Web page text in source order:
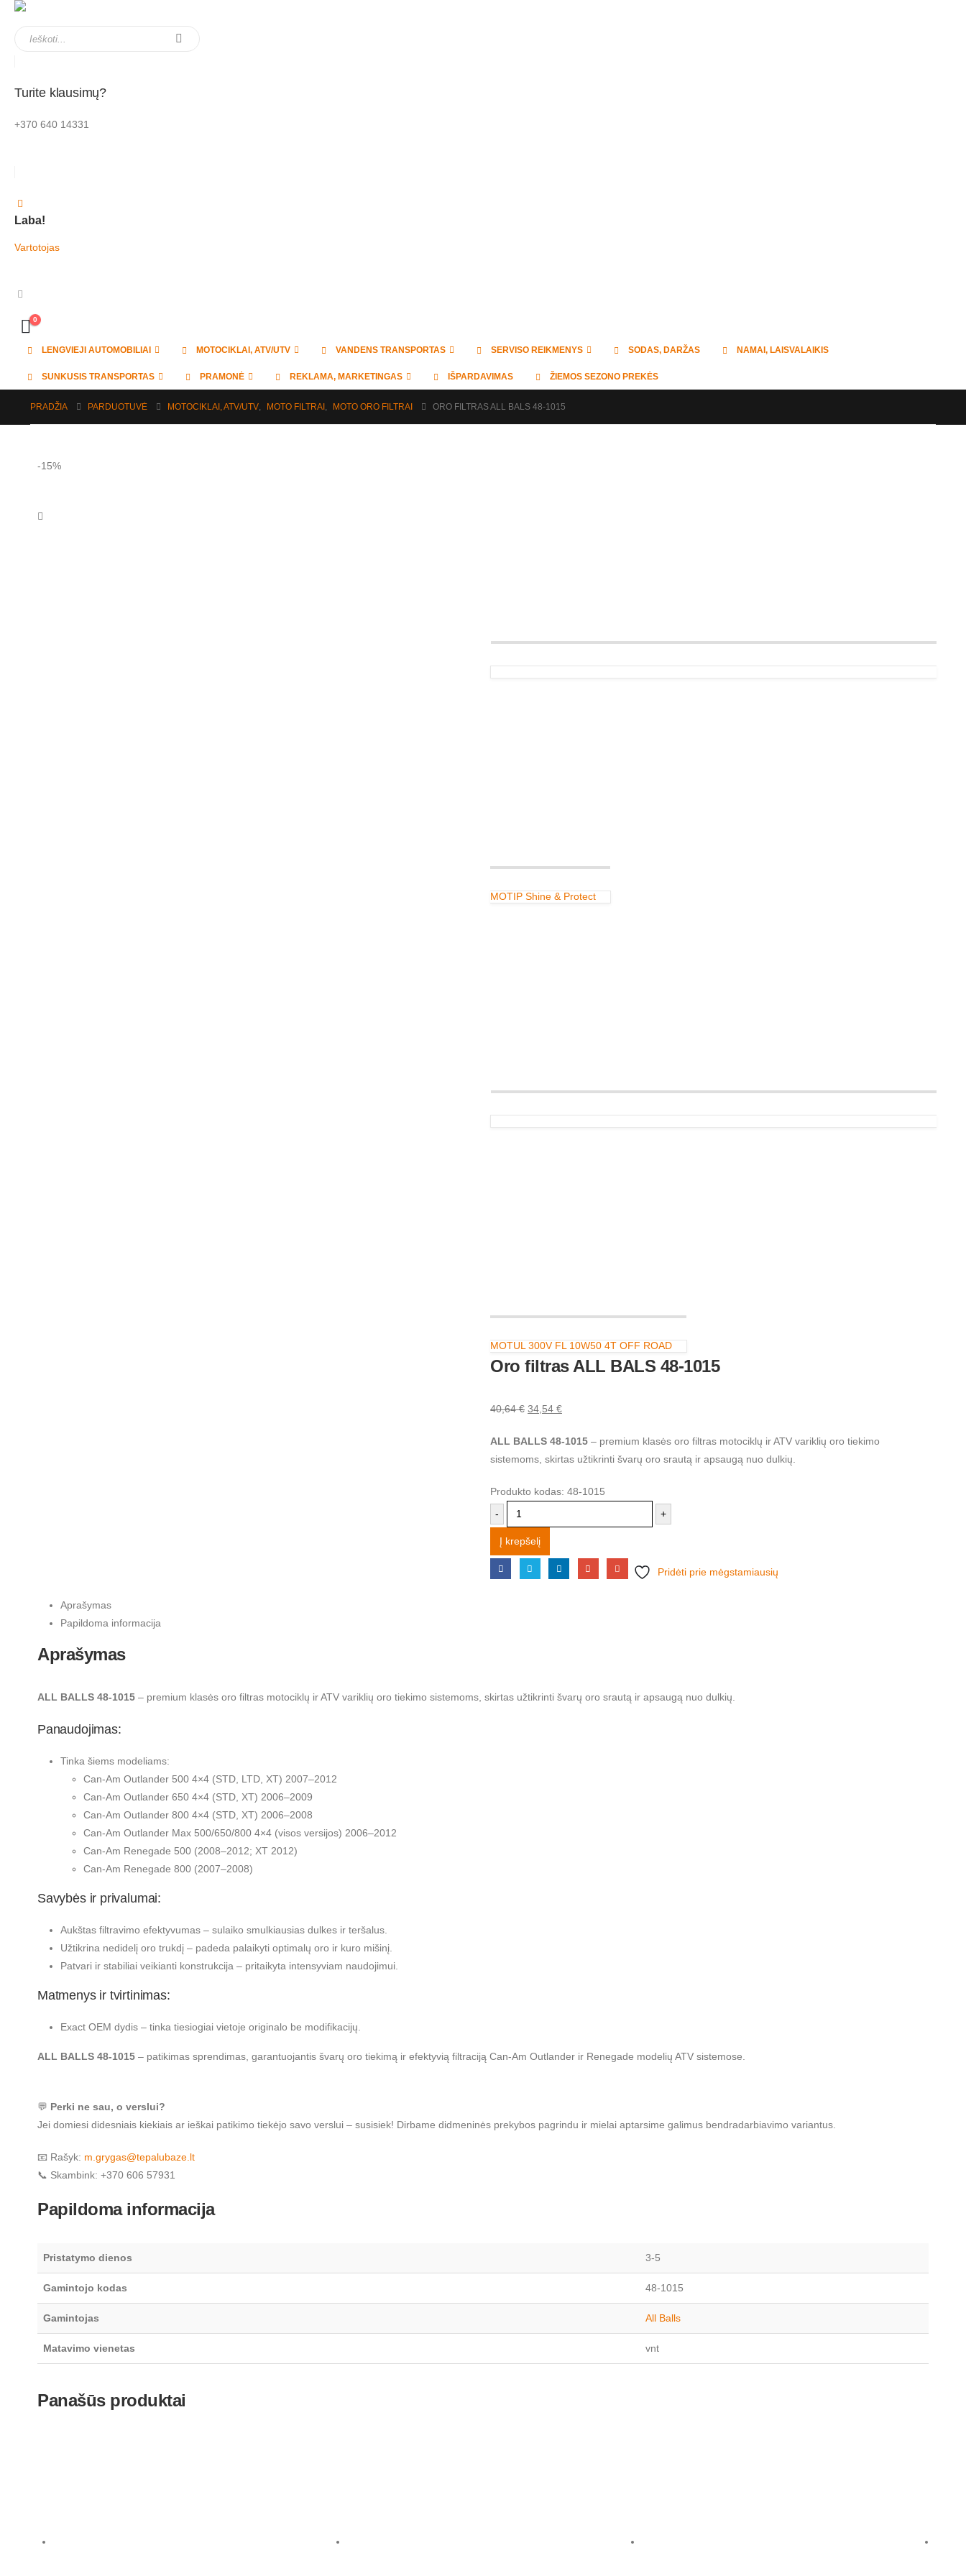
Turite klausimų?
+370 640 14331
Laba!
Vartotojas
0
LENGVIEJI AUTOMOBILIAI MOTOCIKLAI, ATV/UTV VANDENS TRANSPORTAS SERVISO REIKMENYS SODAS, DARŽAS NAMAI, LAISVALAIKIS
SUNKUSIS TRANSPORTAS PRAMONĖ REKLAMA, MARKETINGAS IŠPARDAVIMAS ŽIEMOS SEZONO PREKĖS
PRADŽIA PARDUOTUVĖ MOTOCIKLAI, ATV/UTV, MOTO FILTRAI , MOTO ORO FILTRAI ORO FILTRAS ALL BALS 48-1015
-15%
MOTIP Shine & Protect
MOTUL 300V FL 10W50 4T OFF ROAD
Oro filtras ALL BALS 48-1015
40,64€ 34,54 €
ALL BALLS 48-1015 – premium klasės oro filtras motociklų ir ATV variklių oro tiekimo
sistemoms, skirtas užtikrinti švarų oro srautą ir apsaugą nuo dulkių.
Produkto kodas: 48-1015
-
+
Į krepšelį
Pridėti prie mėgstamiausių
Aprašymas
Papildoma informacija
Aprašymas
ALL BALLS 48-1015 – premium klasės oro filtras motociklų ir ATV variklių oro tiekimo sistemoms, skirtas užtikrinti švarų oro srautą ir apsaugą nuo dulkių.
Panaudojimas:
Tinka šiems modeliams:
Can-Am Outlander 500 4×4 (STD, LTD, XT) 2007–2012
Can-Am Outlander 650 4×4 (STD, XT) 2006–2009
Can-Am Outlander 800 4×4 (STD, XT) 2006–2008
Can-Am Outlander Max 500/650/800 4×4 (visos versijos) 2006–2012
Can-Am Renegade 500 (2008–2012; XT 2012)
Can-Am Renegade 800 (2007–2008)
Savybės ir privalumai:
Aukštas filtravimo efektyvumas – sulaiko smulkiausias dulkes ir teršalus.
Užtikrina nedidelį oro trukdį – padeda palaikyti optimalų oro ir kuro mišinį.
Patvari ir stabiliai veikianti konstrukcija – pritaikyta intensyviam naudojimui.
Matmenys ir tvirtinimas:
Exact OEM dydis – tinka tiesiogiai vietoje originalo be modifikacijų.
ALL BALLS 48-1015 – patikimas sprendimas, garantuojantis švarų oro tiekimą ir efektyvią filtraciją Can-Am Outlander ir Renegade modelių ATV sistemose.
💬 Perki ne sau, o verslui?
Jei domiesi didesniais kiekiais ar ieškai patikimo tiekėjo savo verslui – susisiek! Dirbame didmeninės prekybos pagrindu ir mielai aptarsime galimus bendradarbiavimo variantus.
📧 Rašyk: m.grygas@tepalubaze.lt
📞 Skambink: +370 606 57931
Papildoma informacija
Pristatymo dienos 3-5
Gamintojo kodas 48-1015
Gamintojas All Balls
Matavimo vienetas vnt
Panašūs produktai